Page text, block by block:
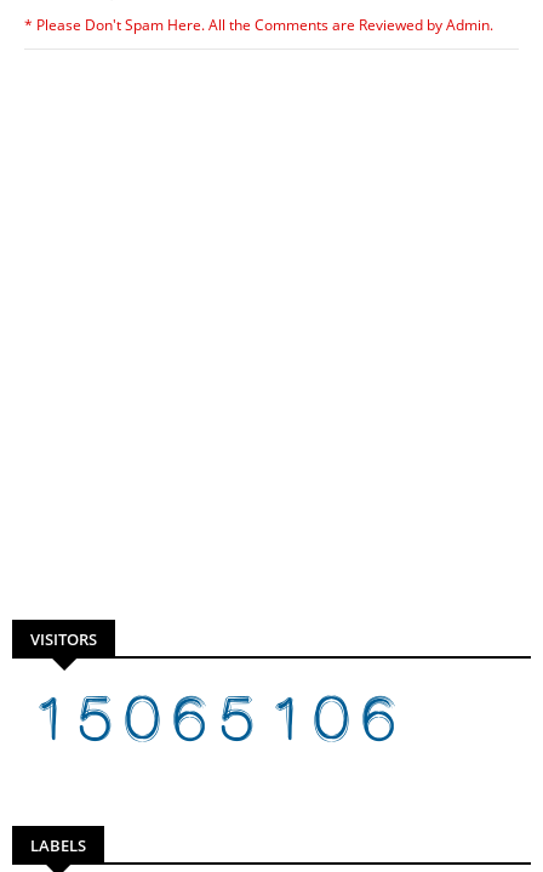
* Please Don't Spam Here. All the Comments are Reviewed by Admin.
VISITORS
LABELS